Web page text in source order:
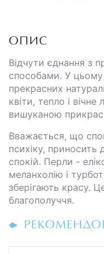
ОПИС
Відчути єднання з
способами. У
прекрасних
квіти, тепло і
вишуканою
Вважається, що
психіку, приносить
спокій. Перли -
меланхолію і
зберігають красу.
благополуччя.